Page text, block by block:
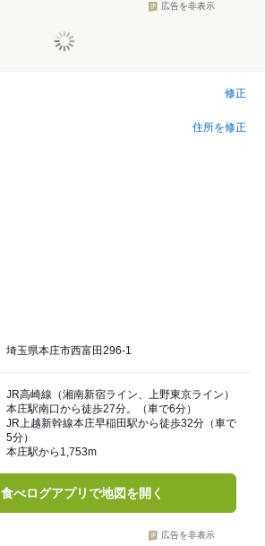
広告を非表示
修正
住所を修正
埼玉県本庄市西富田296-1
JR高崎線（湘南新宿ライン、上野東京ライン）
本庄駅南口から徒歩27分。（車で6分）
JR上越新幹線本庄早稲田駅から徒歩32分（車で
5分）
本庄駅から1,753m
食べログアプリで地図を開く
広告を非表示